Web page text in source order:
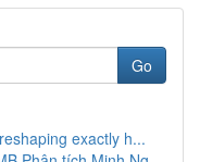
Go
exactly h...